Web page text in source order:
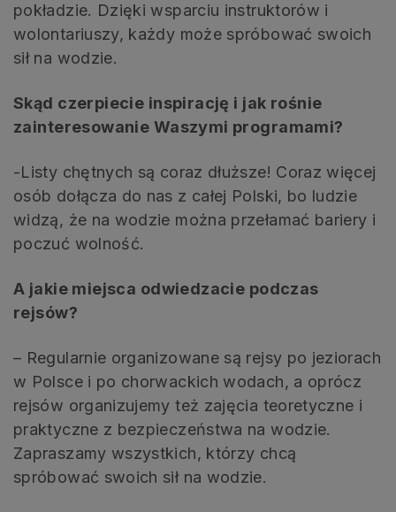
pokładzie. Dzięki wsparciu instruktorów i
wolontariuszy, każdy może spróbować swoich
sił na wodzie.
Skąd czerpiecie inspirację i jak rośnie
zainteresowanie Waszymi programami?
-Listy chętnych są coraz dłuższe! Coraz więcej
osób dołącza do nas z całej Polski, bo ludzie
widzą, że na wodzie można przełamać bariery i
poczuć wolność.
A jakie miejsca odwiedzacie podczas
rejsów?
– Regularnie organizowane są rejsy po jeziorach
w Polsce i po chorwackich wodach, a oprócz
rejsów organizujemy też zajęcia teoretyczne i
praktyczne z bezpieczeństwa na wodzie.
Zapraszamy wszystkich, którzy chcą
spróbować swoich sił na wodzie.